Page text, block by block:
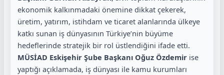
ekonomik kalkınmadaki önemine dikkat çekerek,
üretim, yatırım, istihdam ve ticaret alanlarında ülkeye
katkı sunan iş dünyasının Türkiye’nin büyüme
hedeflerinde stratejik bir rol üstlendiğini ifade etti.
MÜSİAD Eskişehir Şube Başkanı Oğuz Özdemir ise
yaptığı açıklamada, iş dünyası ile kamu kurumları